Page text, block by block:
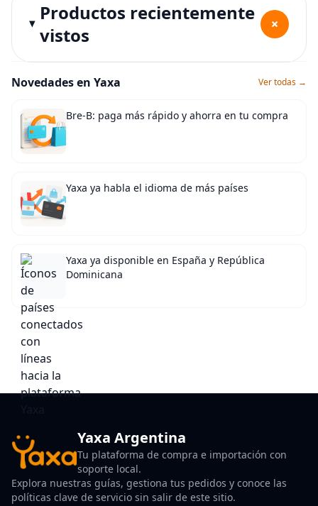
Productos recientemente
vistos
+
Novedades en Yaxa Ver todas →
Bre-B: paga más rápido y ahorra en tu compra
Yaxa ya habla el idioma de más países
Yaxa ya disponible en España y República
Dominicana
Yaxa Argentina
Tu plataforma de compra e importación con
soporte local.
Explora nuestras guías, gestiona tus pedidos y conoce las
políticas clave de servicio sin salir de este sitio.